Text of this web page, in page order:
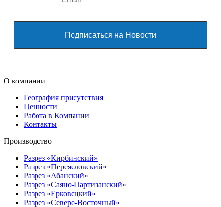
О компании
География присутствия
Ценности
Работа в Компании
Контакты
Производство
Разрез «Кирбинский»
Разрез «Переясловский»
Разрез «Абанский»
Разрез «Саяно-Партизанский»
Разрез «Ерковецкий»
Разрез «Северо-Восточный»